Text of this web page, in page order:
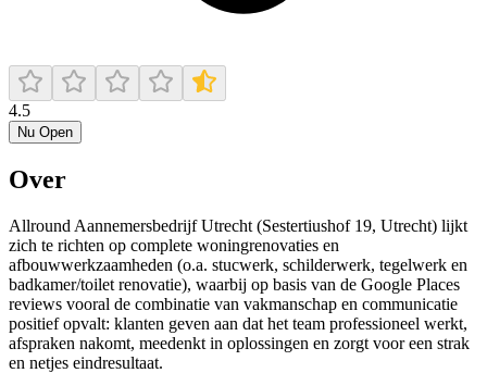
4.5
Nu Open
Over
Allround Aannemersbedrijf Utrecht (Sestertiushof 19, Utrecht) lijkt
zich te richten op complete woningrenovaties en
afbouwwerkzaamheden (o.a. stucwerk, schilderwerk, tegelwerk en
badkamer/toilet renovatie), waarbij op basis van de Google Places
reviews vooral de combinatie van vakmanschap en communicatie
positief opvalt: klanten geven aan dat het team professioneel werkt,
afspraken nakomt, meedenkt in oplossingen en zorgt voor een strak
en netjes eindresultaat.